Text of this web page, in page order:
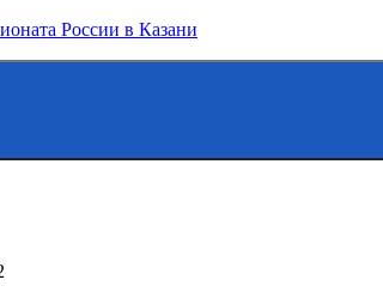
России в Казани